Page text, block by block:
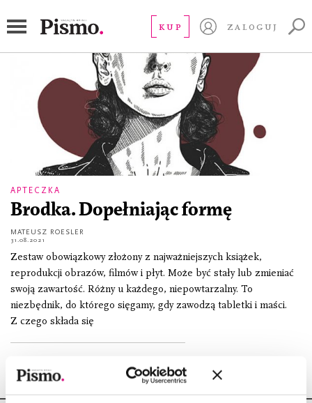
KUP ZALOGUJ
APTECZKA
Brodka. Dopełniając formę
MATEUSZ ROESLER
31.08.2021
Zestaw obowiązkowy złożony z najważniejszych książek,
reprodukcji obrazów, filmów i płyt. Może być stały lub zmieniać
swoją zawartość. Różny u każdego, niepowtarzalny. To
niezbędnik, do którego sięgamy, gdy zawodzą tabletki i maści.
Z czego składa się